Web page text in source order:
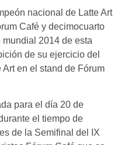
nacional de Latte Art
Café y decimocuarto
2014 de esta
de su ejercicio del
en el stand de Fórum
para el día 20 de
el tiempo de
de la Semifinal del IX